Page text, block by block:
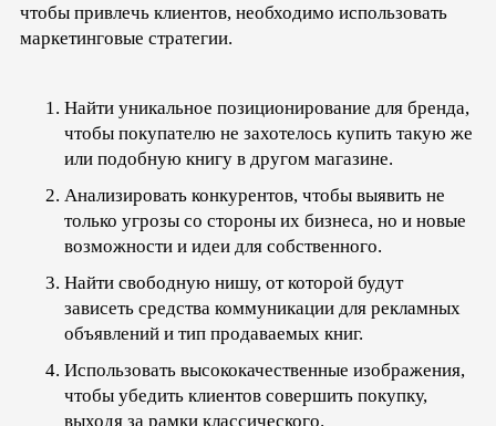
чтобы привлечь клиентов, необходимо использовать
маркетинговые стратегии.
Найти уникальное позиционирование для бренда,
чтобы покупателю не захотелось купить такую же
или подобную книгу в другом магазине.
Анализировать конкурентов, чтобы выявить не
только угрозы со стороны их бизнеса, но и новые
возможности и идеи для собственного.
Найти свободную нишу, от которой будут
зависеть средства коммуникации для рекламных
объявлений и тип продаваемых книг.
Использовать высококачественные изображения,
чтобы убедить клиентов совершить покупку,
выходя за рамки классического.